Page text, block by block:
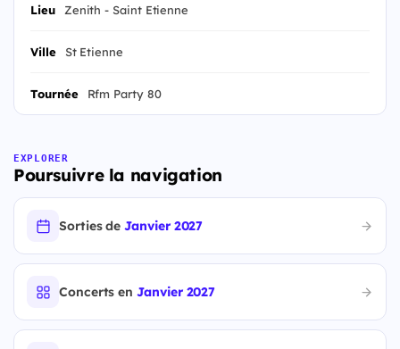
Lieu Zenith - Saint Etienne
Ville St Etienne
Tournée Rfm Party 80
EXPLORER
Poursuivre la navigation
Sorties deJanvier 2027
Concerts enJanvier 2027